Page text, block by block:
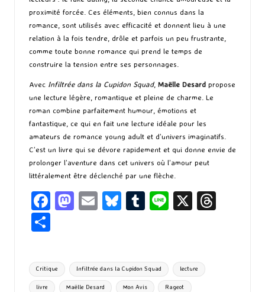
proximité forcée. Ces éléments, bien connus dans la
romance, sont utilisés avec efficacité et donnent lieu à une
relation à la fois tendre, drôle et parfois un peu frustrante,
comme toute bonne romance qui prend le temps de
construire la tension entre ses personnages.
Avec Infiltrée dans la Cupidon Squad, Maëlle Desard propose
une lecture légère, romantique et pleine de charme. Le
roman combine parfaitement humour, émotions et
fantastique, ce qui en fait une lecture idéale pour les
amateurs de romance young adult et d’univers imaginatifs.
C’est un livre qui se dévore rapidement et qui donne envie de
prolonger l’aventure dans cet univers où l’amour peut
littéralement être déclenché par une flèche.
Fa
o
o
M
d
o
E
l
Bl
ky
T
bl
r
Li X
ta
g
Tags:
Critique Infiltrée dans la Cupidon Squad lecture
livre Maëlle Desard Mon Avis Rageot